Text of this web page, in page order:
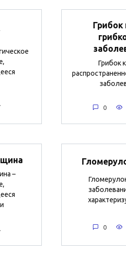
Грибок
Грибок
0
–
0